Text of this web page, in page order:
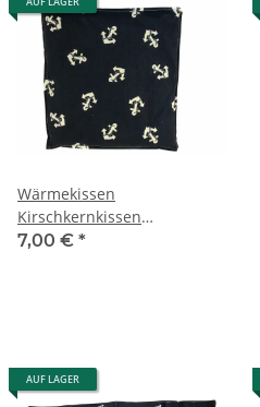
Wärmekissen
Kirschkernkissen
quadratisch "Anker" KK14
7,00 € *
AUF LAGER